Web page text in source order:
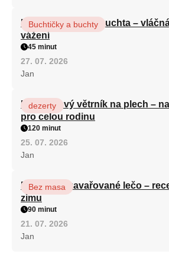
Hrnková maková buchta –
vážení
Buchtičky a buchty
45 minut
27. 07. 2026
Jan
Karamelový větrník na plech –
pro celou rodinu
dezerty
120 minut
25. 07. 2026
Jan
Babiččino zavařované lečo –
zimu
Bez masa
90 minut
21. 07. 2026
Jan